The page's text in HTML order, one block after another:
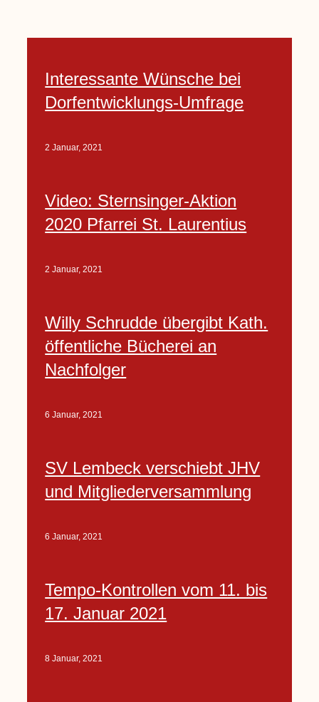
Interessante Wünsche bei
Dorfentwicklungs-Umfrage
2 Januar, 2021
Video: Sternsinger-Aktion
2020 Pfarrei St. Laurentius
2 Januar, 2021
Willy Schrudde übergibt Kath.
öffentliche Bücherei an
Nachfolger
6 Januar, 2021
SV Lembeck verschiebt JHV
und Mitgliederversammlung
6 Januar, 2021
Tempo-Kontrollen vom 11. bis
17. Januar 2021
8 Januar, 2021